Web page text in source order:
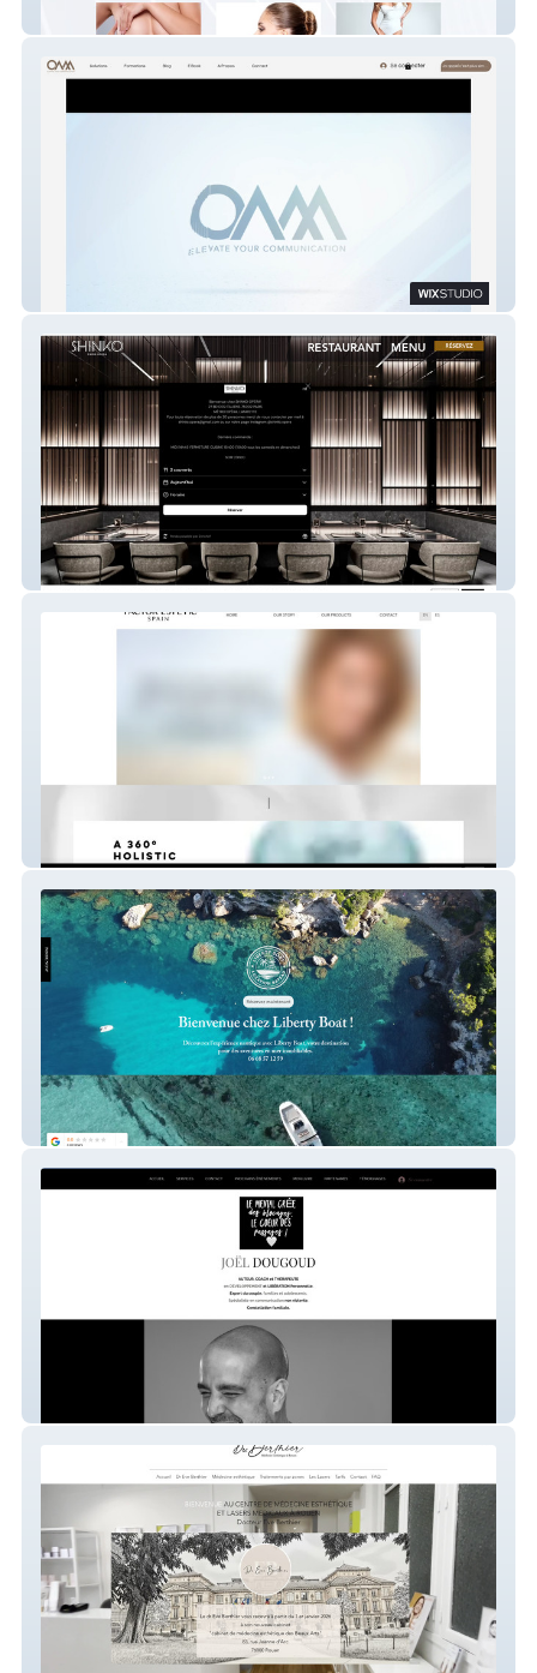
Docteur R. Blaquière
Shinko
Factor Estètic S.L
LIBERTYBOAT